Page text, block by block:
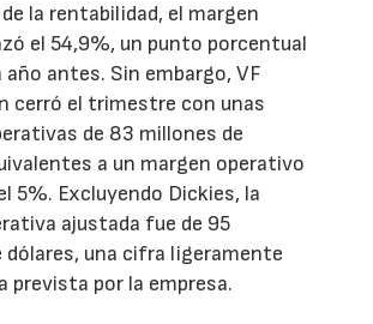
la rentabilidad, el margen
el 54,9%, un punto porcentual
año antes. Sin embargo, VF
cerró el trimestre con unas
de 83 millones de
a un margen operativo
5%. Excluyendo Dickies, la
ajustada fue de 95
dólares, una cifra ligeramente
prevista por la empresa.